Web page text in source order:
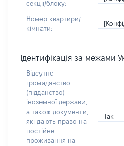
секції/блоку:
Номер квартири/
кімнати:
Ідентифікація за межами
Відсутнє
громадянство
(підданство)
іноземної держави,
а також документи,
які дають право на
постійне
проживання на
Так